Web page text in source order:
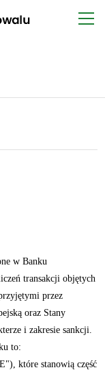
w Banku
transakcji objętych
przez
oraz Stany
i zakresie sankcji.
to:
które stanowią część